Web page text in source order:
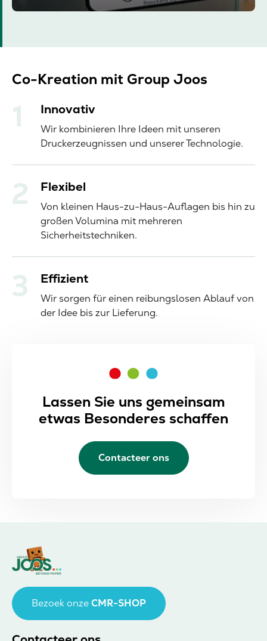
Co-Kreation mit Group Joos
Innovativ
Wir kombinieren Ihre Ideen mit unseren
Druckerzeugnissen und unserer Technologie.
Flexibel
Von kleinen Haus-zu-Haus-Auflagen bis hin zu
großen Volumina mit mehreren
Sicherheitstechniken.
Effizient
Wir sorgen für einen reibungslosen Ablauf von
der Idee bis zur Lieferung.
Lassen Sie uns gemeinsam
etwas Besonderes schaffen
Contacteer ons
Bezoek onzeCMR-SHOP